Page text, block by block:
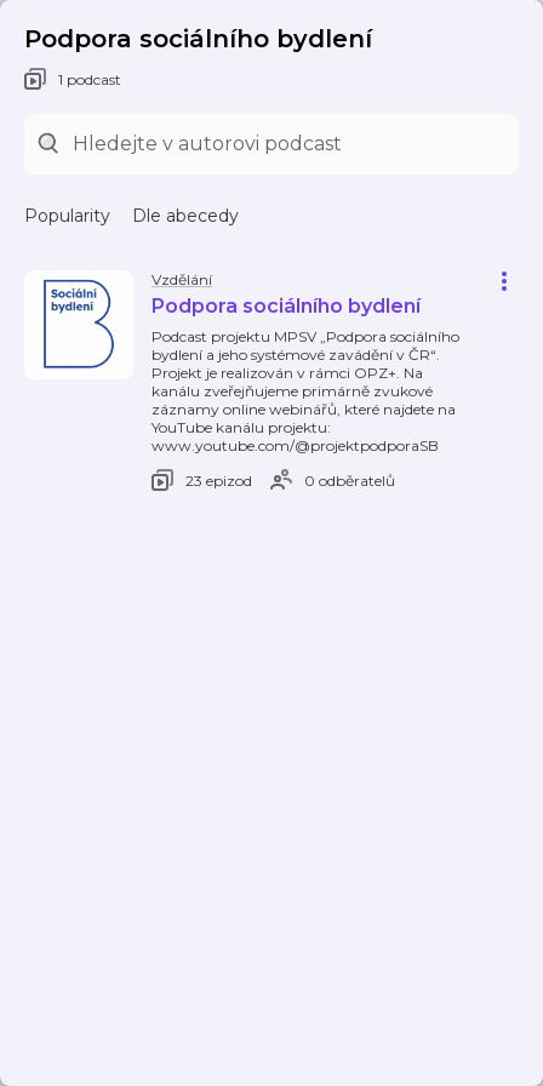
Podpora sociálního bydlení
1 podcast
Popularity Dle abecedy
Vzdělání
Podpora sociálního bydlení
Podcast projektu MPSV „Podpora sociálního
bydlení a jeho systémové zavádění v ČR“.
Projekt je realizován v rámci OPZ+. Na
kanálu zveřejňujeme primárně zvukové
záznamy online webinářů, které najdete na
YouTube kanálu projektu:
www.youtube.com/@projektpodporaSB
23 epizod
0 odběratelů